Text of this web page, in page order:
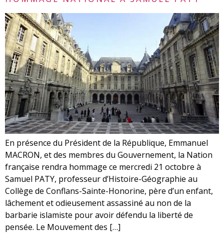
En présence du Président de la République, Emmanuel
MACRON, et des membres du Gouvernement, la Nation
française rendra hommage ce mercredi 21 octobre à
Samuel PATY, professeur d’Histoire-Géographie au
Collège de Conflans-Sainte-Honorine, père d’un enfant,
lâchement et odieusement assassiné au non de la
barbarie islamiste pour avoir défendu la liberté de
pensée. Le Mouvement des […]